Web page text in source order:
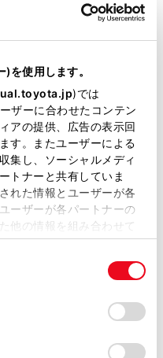
を使用します。
)では
ザーに合わせたコンテン
アの提供、広告の表示回
す。またユーザーによる
集し、ソーシャルメディ
トナーと共有していま
れた情報とユーザーが各
ーザーが各パートナーの
他の情報を組み合わせて
サイトの使用を続行する
)が保存されることに同
ッキー)のオプトアウト、
にあたっては、当社の
方検知）